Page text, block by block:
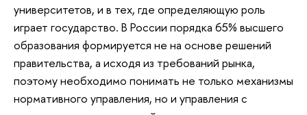
университетов, и в тех, где определяющую роль
играет государство. В России порядка 65% высшего
образования формируется не на основе решений
правительства, а исходя из требований рынка,
поэтому необходимо понимать не только механизмы
нормативного управления, но и управления с